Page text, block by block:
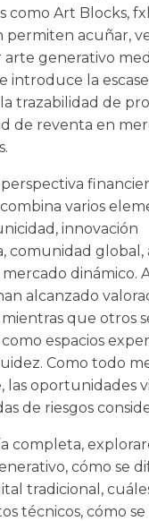
como Art Blocks,
permiten acuñar,
arte generativo
introduce la
trazabilidad de
de reventa en
varios
innovación
comunidad global,
dinámico.
alcanzado
que otros
espacios
Como todo
las oportunidades
de riesgos
completa,
cómo se
tradicional,
técnicos, cómo se